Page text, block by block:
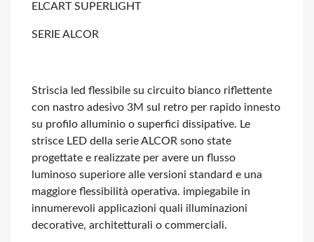
ELCART SUPERLIGHT
SERIE ALCOR
Striscia led flessibile su circuito bianco riflettente
con nastro adesivo 3M sul
retro per rapido innesto
su profilo alluminio o superfici dissipative. Le
strisce LED della serie ALCOR sono state
progettate e realizzate per avere un flusso
luminoso superiore alle versioni standard e una
maggiore flessibilità operativa. impiegabile in
innumerevoli applicazioni quali illuminazioni
decorative, architetturali o commerciali.